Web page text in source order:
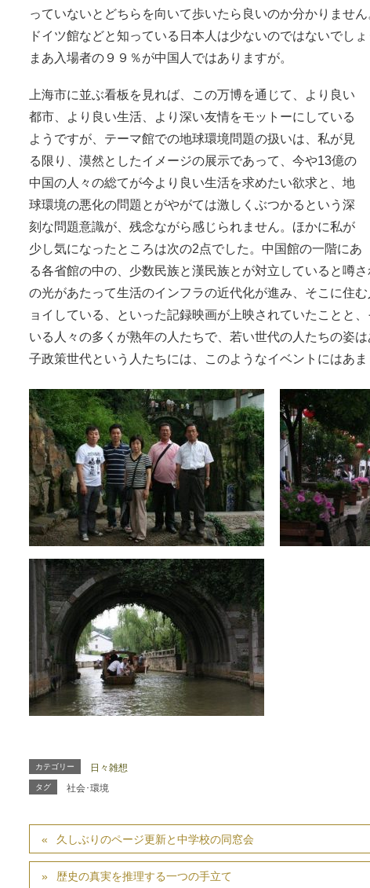
っていないとどちらを向いて歩いたら良いのか分かりませ
ドイツ館などと知っている日本人は少ないのではないでし
まあ入場者の９９％が中国人ではありますが。
上海市に並ぶ看板を見れば、この万博を通じて、より良い
都市、より良い生活、より深い友情をモットーにしている
ようですが、テーマ館での地球環境問題の扱いは、私が見
る限り、漠然としたイメージの展示であって、今や13億の
中国の人々の総てが今より良い生活を求めたい欲求と、地
球環境の悪化の問題とがやがては激しくぶつかるという深
刻な問題意識が、残念ながら感じられません。ほかに私が
少し気になったところは次の2点でした。中国館の一階にあ
る各省館の中の、少数民族と漢民族とが対立していると噂
の光があたって生活のインフラの近代化が進み、そこに住
ョイしている、といった記録映画が上映されていたことと
いる人々の多くが熟年の人たちで、若い世代の人たちの姿
子政策世代という人たちには、このようなイベントにはあま
カテゴリー 日々雑想
タグ 社会･環境
久しぶりのページ更新と中学校の同窓会
歴史の真実を推理する一つの手立て